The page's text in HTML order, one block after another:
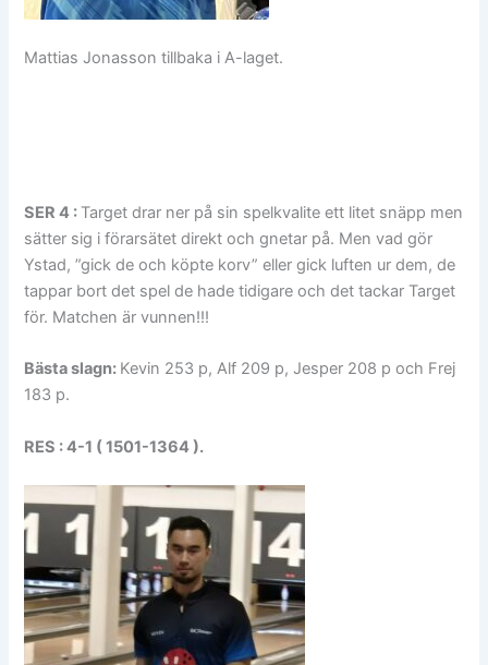
Mattias Jonasson tillbaka i A-laget.
SER 4 : Target drar ner på sin spelkvalite ett litet snäpp men
sätter sig i förarsätet direkt och gnetar på. Men vad gör
Ystad, ”gick de och köpte korv” eller gick luften ur dem, de
tappar bort det spel de hade tidigare och det tackar Target
för. Matchen är vunnen!!!
Bästa slagn: Kevin 253 p, Alf 209 p, Jesper 208 p och Frej
183 p.
RES : 4-1 ( 1501-1364 ).